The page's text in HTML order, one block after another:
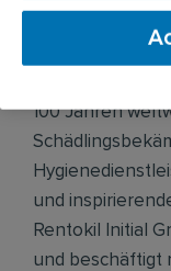
der größten
100 Jahren
und
Rentokil Initial
und beschäftigt